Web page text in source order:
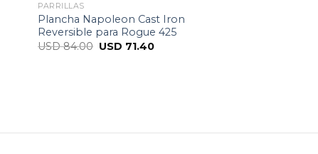
PARRILLAS
Plancha Napoleon Cast Iron
Reversible para Rogue 425
USD84.00 USD 71.40